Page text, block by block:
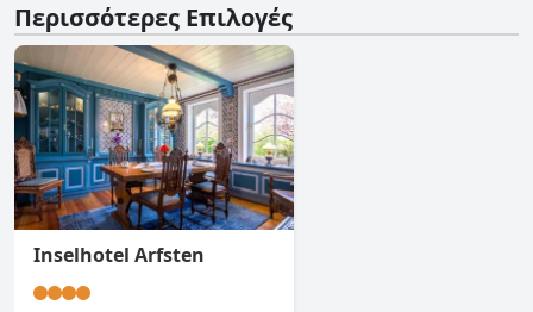
Περισσότερες Επιλογές
Inselhotel Arfsten